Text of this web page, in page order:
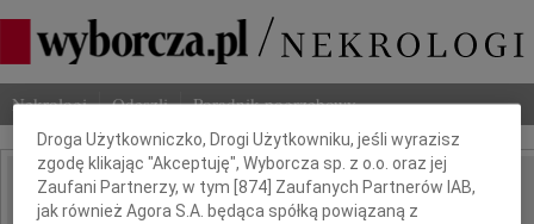
Nekrologi Odeszli Poradnik pogrzebowy
IMIĘ I NAZWISKO:
Dbamy o Twoją prywatność
Droga Użytkowniczko, Drogi Użytkowniku, jeśli wyrazisz
zgodę klikając "Akceptuję", Wyborcza sp. z o.o. oraz jej
Zaufani Partnerzy, w tym [874 ] Zaufanych Partnerów IAB,
jak również Agora S.A. będąca spółką powiązaną z